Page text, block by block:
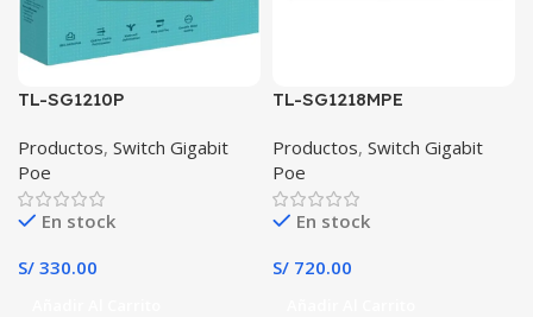
TL-SG1210P
Productos, Switch Gigabit
Poe
En stock
S/ 330.00
TL-SG1218MPE
Productos, Switch Gigabit
Poe
En stock
S/ 720.00